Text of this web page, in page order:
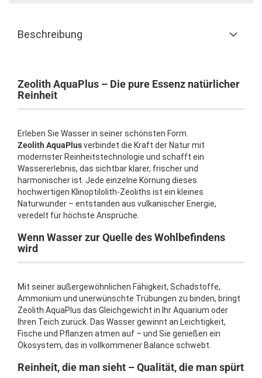
Beschreibung
Zeolith AquaPlus – Die pure Essenz natürlicher
Reinheit
Erleben Sie Wasser in seiner schönsten Form.
Zeolith AquaPlusverbindet die Kraft der Natur mit
modernster Reinheitstechnologie und schafft ein
Wassererlebnis, das sichtbar klarer, frischer und
harmonischer ist. Jede einzelne Körnung dieses
hochwertigen Klinoptilolith-Zeoliths ist ein kleines
Naturwunder – entstanden aus vulkanischer Energie,
veredelt für höchste Ansprüche.
Wenn Wasser zur Quelle des Wohlbefindens
wird
Mit seiner außergewöhnlichen Fähigkeit, Schadstoffe,
Ammonium und unerwünschte Trübungen zu binden, bringt
Zeolith AquaPlus das Gleichgewicht in Ihr Aquarium oder
Ihren Teich zurück. Das Wasser gewinnt an Leichtigkeit,
Fische und Pflanzen atmen auf – und Sie genießen ein
Ökosystem, das in vollkommener Balance schwebt.
Reinheit, die man sieht – Qualität, die man spürt